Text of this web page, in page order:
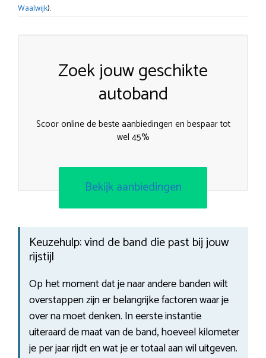
Waalwijk).
Zoek jouw geschikte
autoband
Scoor online de beste aanbiedingen en bespaar tot
wel 45%
Bekijk aanbiedingen
Keuzehulp: vind de band die past bij jouw
rijstijl
Op het moment dat je naar andere banden wilt
overstappen zijn er belangrijke factoren waar je
over na moet denken. In eerste instantie
uiteraard de maat van de band, hoeveel kilometer
je per jaar rijdt en wat je er totaal aan wil uitgeven.